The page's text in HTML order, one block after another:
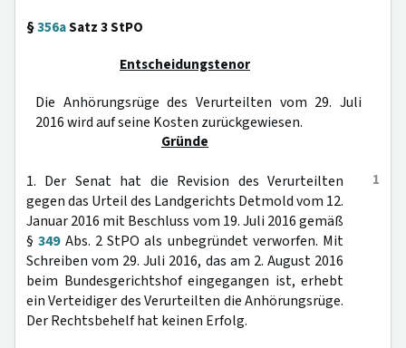
§356aSatz 3 StPO
Entscheidungstenor
Die Anhörungsrüge des Verurteilten vom 29. Juli
2016 wird auf seine Kosten zurückgewiesen.
Gründe
1
1. Der Senat hat die Revision des Verurteilten
gegen das Urteil des Landgerichts Detmold vom 12.
Januar 2016 mit Beschluss vom 19. Juli 2016 gemäß
§349Abs. 2 StPO als unbegründet verworfen. Mit
Schreiben vom 29. Juli 2016, das am 2. August 2016
beim Bundesgerichtshof eingegangen ist, erhebt
ein Verteidiger des Verurteilten die Anhörungsrüge.
Der Rechtsbehelf hat keinen Erfolg.